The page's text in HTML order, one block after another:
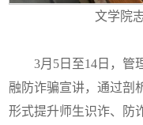
文学院
3月5日至14日，管
融防诈骗宣讲，通过剖
形式提升师生识诈、防